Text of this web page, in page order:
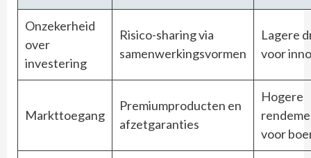
Onzekerheid
over
investering
Risico-sharing via
samenwerkingsvormen
Lagere
voor
Markttoegang
Premiumproducten en
afzetgaranties
Hogere
voor